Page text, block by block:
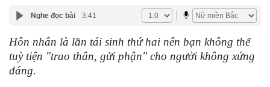
Nghe đọc bài 3:41
Hôn nhân là lần tái sinh thứ hai nên bạn không thể
tuỳ tiện "trao thân, gửi phận" cho người không xứng
đáng.